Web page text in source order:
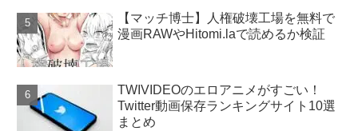
【マッチ博士】人権破壊工場を無料で
漫画RAWやHitomi.laで読めるか検証
TWIVIDEOのエロアニメがすごい！
Twitter動画保存ランキングサイト10選
まとめ